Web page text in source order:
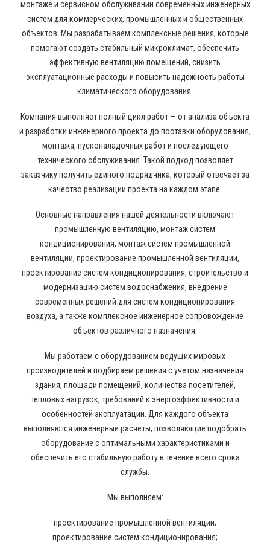
монтаже и сервисном обслуживании современных инженерных
систем для коммерческих, промышленных и общественных
объектов. Мы разрабатываем комплексные решения, которые
помогают создать стабильный микроклимат, обеспечить
эффективную вентиляцию помещений, снизить
эксплуатационные расходы и повысить надежность работы
климатического оборудования.
Компания выполняет полный цикл работ — от анализа объекта
и разработки инженерного проекта до поставки оборудования,
монтажа, пусконаладочных работ и последующего
технического обслуживания. Такой подход позволяет
заказчику получить единого подрядчика, который отвечает за
качество реализации проекта на каждом этапе.
Основные направления нашей деятельности включают
промышленную вентиляцию, монтаж систем
кондиционирования, монтаж систем промышленной
вентиляции, проектирование промышленной вентиляции,
проектирование систем кондиционирования, строительство и
модернизацию систем водоснабжения, внедрение
современных решений для систем кондиционирования
воздуха, а также комплексное инженерное сопровождение
объектов различного назначения.
Мы работаем с оборудованием ведущих мировых
производителей и подбираем решения с учетом назначения
здания, площади помещений, количества посетителей,
тепловых нагрузок, требований к энергоэффективности и
особенностей эксплуатации. Для каждого объекта
выполняются инженерные расчеты, позволяющие подобрать
оборудование с оптимальными характеристиками и
обеспечить его стабильную работу в течение всего срока
службы.
Мы выполняем:
проектирование промышленной вентиляции;
проектирование систем кондиционирования;